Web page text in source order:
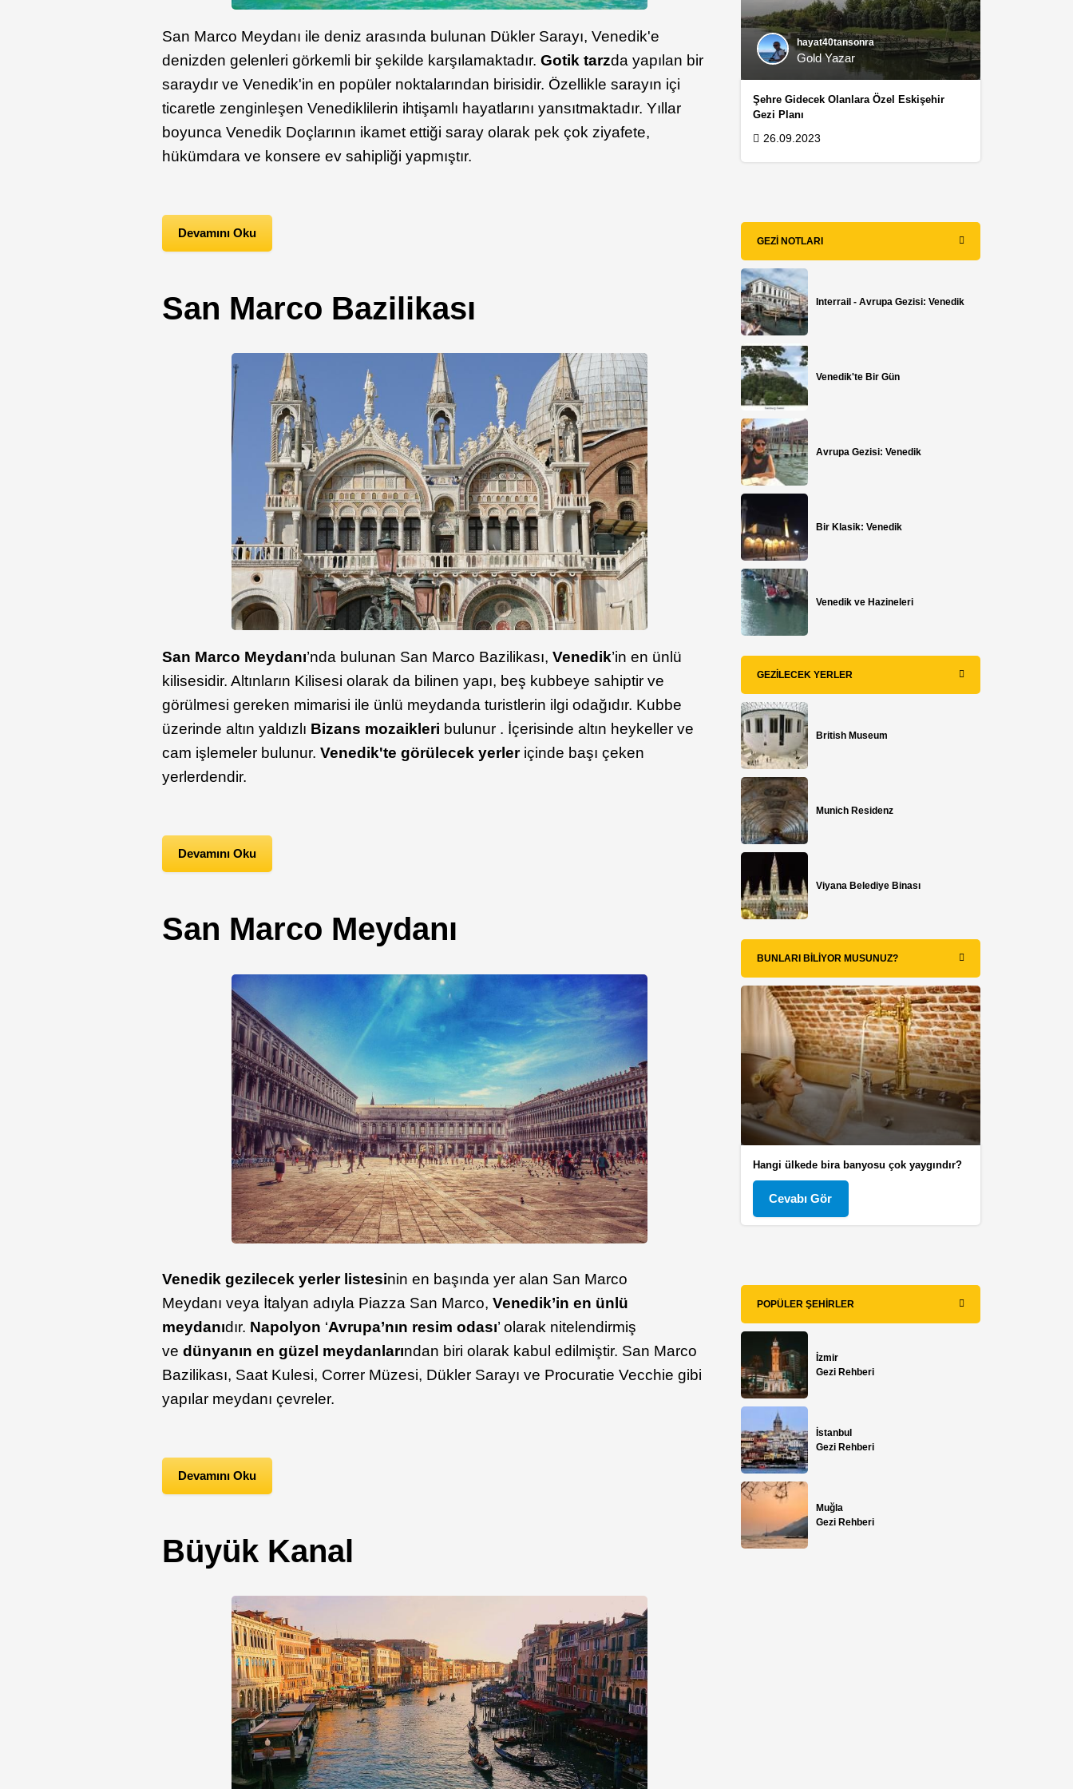
San Marco Meydanı ile deniz arasında bulunan Dükler Sarayı, Venedik'e
denizden gelenleri görkemli bir şekilde karşılamaktadır.Gotik tarzda yapılan bir
saraydır ve Venedik'in en popüler noktalarından birisidir. Özellikle sarayın içi
ticaretle zenginleşen Venediklilerin ihtişamlı hayatlarını yansıtmaktadır. Yıllar
boyunca Venedik Doçlarının ikamet ettiği saray olarak pek çok ziyafete,
hükümdara ve konsere ev sahipliği yapmıştır.
Devamını Oku
San Marco Bazilikası
San Marco Meydanı’nda bulunan San Marco Bazilikası,Venedik’in en ünlü
kilisesidir. Altınların Kilisesi olarak da bilinen yapı, beş kubbeye sahiptir ve
görülmesi gereken mimarisi ile ünlü meydanda turistlerin ilgi odağıdır. Kubbe
üzerinde altın yaldızlı Bizans mozaikleri bulunur . İçerisinde altın heykeller ve
cam işlemeler bulunur. Venedik'te görülecek yerleriçinde başı çeken
yerlerdendir.
Devamını Oku
San Marco Meydanı
Venedik gezilecek yerler listesinin en başında yer alan San Marco
Meydanı veya İtalyan adıyla Piazza San Marco,Venedik’in en ünlü
meydanıdır. Napolyon ‘Avrupa’nın resim odası’ olarak nitelendirmiş
vedünyanın en güzel meydanlarından biri olarak kabul edilmiştir. San Marco
Bazilikası, Saat Kulesi, Correr Müzesi, Dükler Sarayı ve Procuratie Vecchie gibi
yapılar meydanı çevreler.
Devamını Oku
Büyük Kanal
hayat40tansonra
Gold Yazar
Şehre Gidecek Olanlara Özel Eskişehir
Gezi Planı
26.09.2023
GEZI NOTLARI
Interrail - Avrupa Gezisi: Venedik
Venedik'te Bir Gün
Avrupa Gezisi: Venedik
Bir Klasik: Venedik
Venedik ve Hazineleri
GEZILECEK YERLER
British Museum
Munich Residenz
Viyana Belediye Binası
BUNLARI BILIYOR MUSUNUZ?
Hangi ülkede bira banyosu çok yaygındır?
Cevabı Gör
POPÜLER ŞEHIRLER
İzmir
Gezi Rehberi
İstanbul
Gezi Rehberi
Muğla
Gezi Rehberi